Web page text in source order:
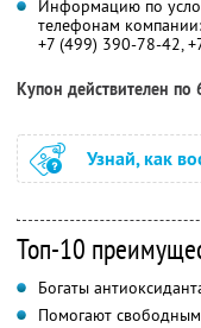
Информацию по
телефонам компании:
+7 (499) 390-78-42,
Купон действителен по
Узнай, как
Топ-10
Богаты
Помогают